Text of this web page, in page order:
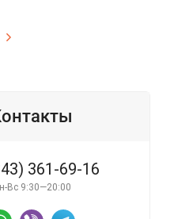
361-69-16
Вс 9:30—20:00